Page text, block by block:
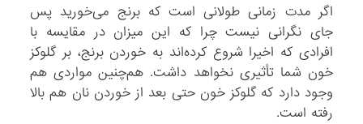
اگر مدت‌ زمانی طولانی است که برنج می‌خورید پس
جای نگرانی نیست چرا که این میزان در مقایسه با
افرادی که اخیرا شروع کرده‌اند به خوردن برنج، بر گلوکز
خون شما تأثیری نخواهد داشت. هم‌چنین مواردی هم
وجود دارد که گلوکز خون حتی بعد از خوردن نان هم بالا
رفته است.